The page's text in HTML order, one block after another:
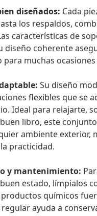
diseñados: Cada
los respaldos,
características de
diseño coherente
muchas
Su diseño
flexibles que se
Ideal para relajarte,
libro, este
ambiente exterior,
practicidad.
y mantenimiento:
estado, límpialos
químicos
ayuda a